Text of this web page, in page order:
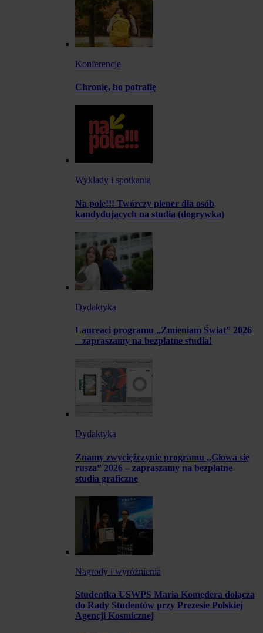
Konferencje
Chronię, bo potrafię
Wykłady i spotkania
Na pole!!! Twórczy plener dla osób
kandydujących na studia (dogrywka)
Dydaktyka
Laureaci programu „Zmieniam Świat” 2026
– zapraszamy na bezpłatne studia!
Dydaktyka
Znamy zwyciężczynie programu „Głowa się
rusza” 2026 – zapraszamy na bezpłatne
studia graficzne
Nagrody i wyróżnienia
Studentka USWPS Maria Komędera dołącza
do Rady Studentów przy Prezesie Polskiej
Agencji Kosmicznej